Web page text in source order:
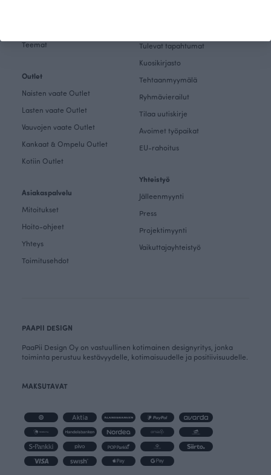
Teemat
Outlet
Naisten vaate Outlet
Lasten vaate Outlet
Vauvojen vaate Outlet
Kankaat & Ompelu Outlet
Kotiin Outlet
Asiakaspalvelu
Mitoitukset
Hoito-ohjeet
Yhteys
Toimitusehdot
Tulevat tapahtumat
Kuosikirjasto
Tehtaanmyymälä
Ryhmävierailut
Tilaa uutiskirje
Avoimet työpaikat
EU-rahoitus
Yhteistyö
Jälleenmyynti
Press
Projektimyynti
Vaikuttajayhteistyö
PAAPII DESIGN
PaaPii Design Oy on vastuullinen kotimainen designyritys, jonka
toiminta perustuu kestävyydelle, kotimaisuudelle ja positiivisuudelle.
MAKSUTAVAT